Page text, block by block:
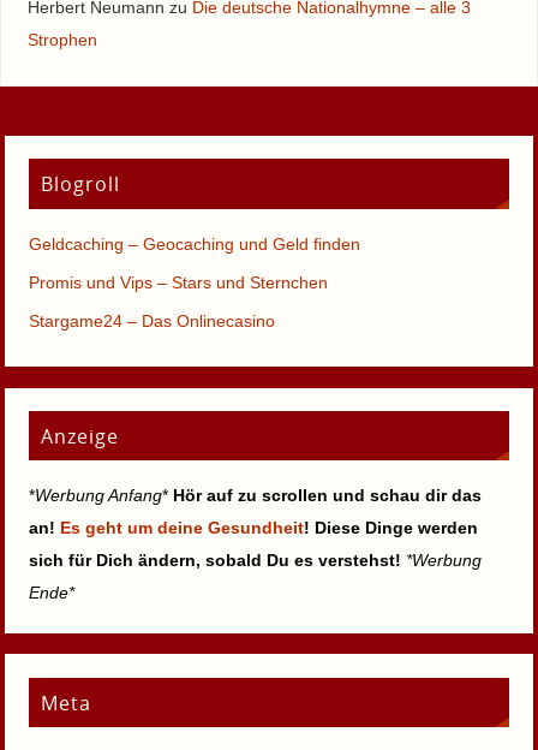
Herbert Neumann zu Die deutsche Nationalhymne – alle 3
Strophen
Blogroll
Geldcaching – Geocaching und Geld finden
Promis und Vips – Stars und Sternchen
Stargame24 – Das Onlinecasino
Anzeige
*Werbung Anfang* Hör auf zu scrollen und schau dir das
an! Es geht um deine Gesundheit! Diese Dinge werden
sich für Dich ändern, sobald Du es verstehst! *Werbung
Ende*
Meta